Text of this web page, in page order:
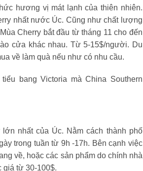
hương vị mát lạnh của thiên nhiên.
nhất nước Úc. Cũng như chất lượng
Cherry bắt đầu từ tháng 11 cho đến
cửa khác nhau. Từ 5-15$/người. Du
về làm quà nếu như có nhu cầu.
bang Victoria mà China Southern
nhất của Úc. Nằm cách thành phố
trong tuần từ 9h -17h. Bên cạnh việc
về, hoặc các sản phẩm do chính nhà
từ 30-100$.